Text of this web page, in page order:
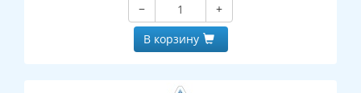
−
+
В корзину